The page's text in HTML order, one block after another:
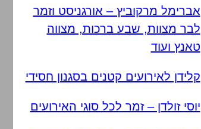
אברימל מרקוביץ – אורגניסט וזמר
לבר מצוות, שבע ברכות, מצווה
טאנץ ועוד
קלידן לאירועים קטנים בסגנון חסידי
יוסי זולדן – זמר לכל סוגי האירועים